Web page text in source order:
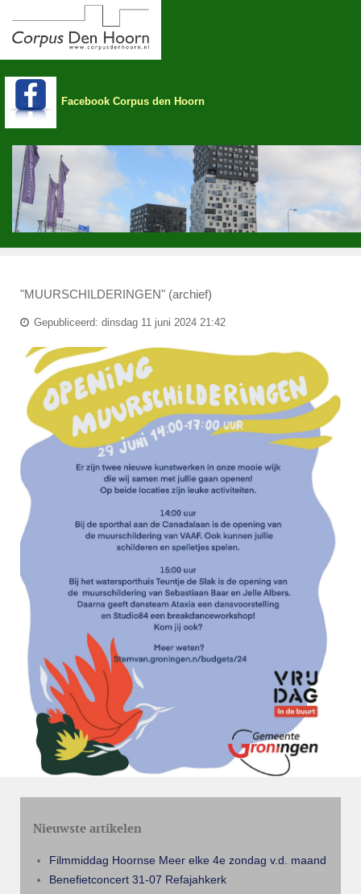
Facebook Corpus den Hoorn
"MUURSCHILDERINGEN" (archief)
Gepubliceerd: dinsdag 11 juni 2024 21:42
Nieuwste artikelen
Filmmiddag Hoornse Meer elke 4e zondag v.d. maand
Benefietconcert 31-07 Refajahkerk